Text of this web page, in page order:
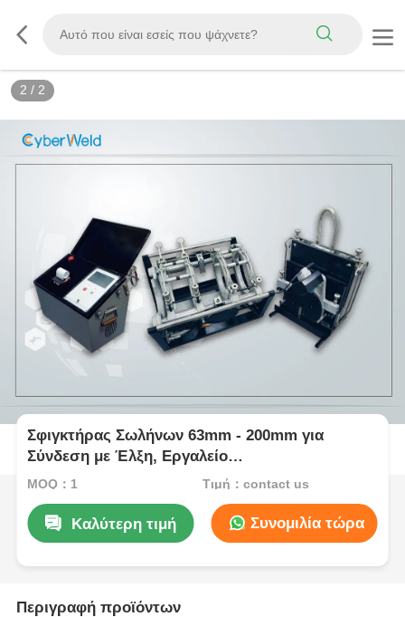
2 / 2
Σφιγκτήρας Σωλήνων 63mm - 200mm για
Σύνδεση με Έλξη, Εργαλείο
Ηλεκτροσυγκόλλησης 200
MOQ：1 Τιμή：contact us
Καλύτερη τιμή Συνομιλία τώρα
Περιγραφή προϊόντων